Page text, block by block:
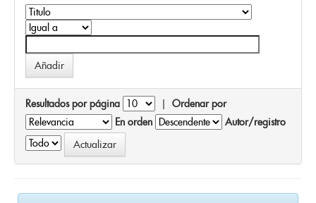
Resultados por página | Ordenar por
En orden
Autor/registro